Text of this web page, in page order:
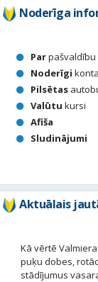
Noderīga
Parpašvaldību
Noderīgi
Pilsētas
Valūtu kursi
Afiša
Sludinājumi
Aktuālais
Kā vērtē
puķu dobes,
stādījumus